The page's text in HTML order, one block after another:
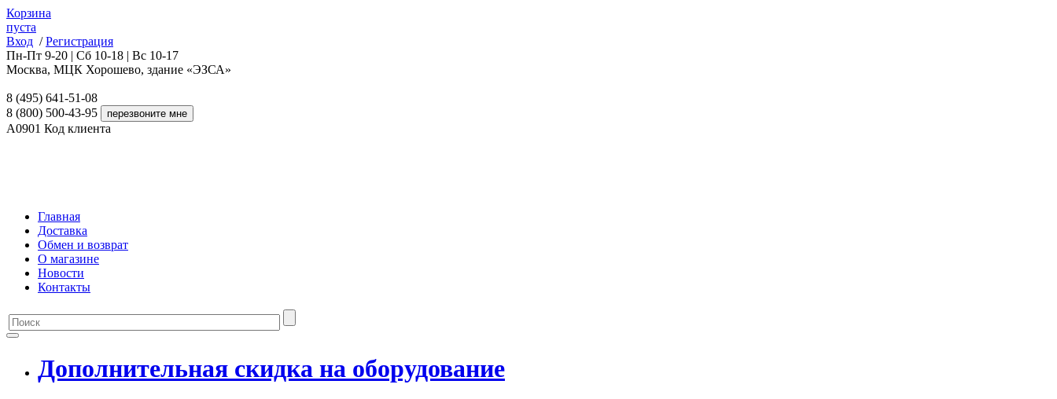
Корзина
пуста
Вход / Регистрация
Пн-Пт 9-20 | Сб 10-18 | Вс 10-17
Москва, МЦК Хорошево, здание «ЭЗСА»
8 (495) 641-51-08
8 (800) 500-43-95
A0901 Код клиента
Главная
Доставка
Обмен и возврат
О магазине
Новости
Контакты
Дополнительная скидка на оборудование